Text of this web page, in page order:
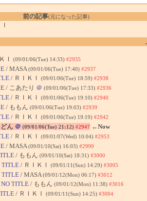
前の記事(元になった記事)
Ｉ (09/01/06(Tue) 14:33) #2935
/ MASA (09/01/06(Tue) 17:40) #2937
/ ＲＩＫＩ (09/01/06(Tue) 18:59) #2938
/ こあたり ＠ (09/01/06(Tue) 17:33) #2936
/ ＲＩＫＩ (09/01/06(Tue) 19:10) #2940
/ ももん (09/01/06(Tue) 19:03) #2939
/ ＲＩＫＩ (09/01/06(Tue) 19:19) #2942
ん ＠ (09/01/06(Tue) 21:12) #2947 ←Now
/ ＲＩＫＩ (09/01/07(Wed) 10:04) #2953
/ MASA (09/01/10(Sat) 16:03) #2999
/ ももん (09/01/10(Sat) 18:31) #3000
TITLE/ ＲＩＫＩ (09/01/11(Sun) 14:29) #3005
TITLE/ MASA (09/01/12(Mon) 06:17) #3012
TITLE/ ももん (09/01/12(Mon) 11:38) #3016
/ ＲＩＫＩ (09/01/11(Sun) 14:25) #3004